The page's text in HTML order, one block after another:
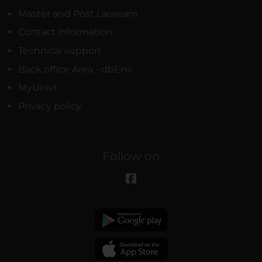
Master and Post Lauream
Contact information
Technical support
Back office Area - dbErw
MyUnivr
Privacy policy
Follow on